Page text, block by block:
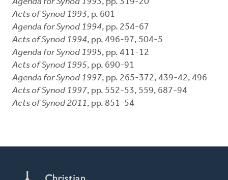
Agenda for Synod 1993, pp. 319-20
Acts of Synod 1993, p. 601
Agenda for Synod 1994, pp. 254-67
Acts of Synod 1994, pp. 496-97, 504-5
Agenda for Synod 1995, pp. 411-12
Acts of Synod 1995, pp. 690-91
Agenda for Synod 1997, pp. 265-372, 439-42, 496
Acts of Synod 1997, pp. 552-53, 559, 687-94
Acts of Synod 2011, pp. 851-54